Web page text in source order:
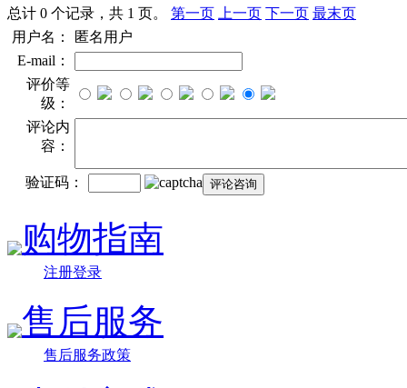
总计 0 个记录，共 1 页。 第一页 上一页 下一页 最末页
用户名：
匿名用户
E-mail：
评价等
级：
评论内
容：
验证码：
购物指南
注册登录
售后服务
售后服务政策